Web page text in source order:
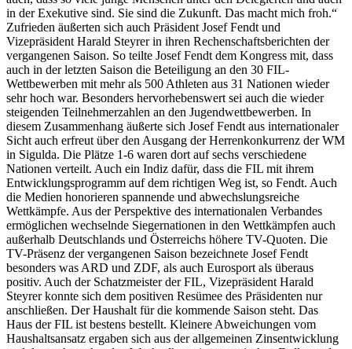
in der Exekutive sind. Sie sind die Zukunft. Das macht mich froh.“
Zufrieden äußerten sich auch Präsident Josef Fendt und
Vizepräsident Harald Steyrer in ihren Rechenschaftsberichten der
vergangenen Saison. So teilte Josef Fendt dem Kongress mit, dass
auch in der letzten Saison die Beteiligung an den 30 FIL-
Wettbewerben mit mehr als 500 Athleten aus 31 Nationen wieder
sehr hoch war. Besonders hervorhebenswert sei auch die wieder
steigenden Teilnehmerzahlen an den Jugendwettbewerben. In
diesem Zusammenhang äußerte sich Josef Fendt aus internationaler
Sicht auch erfreut über den Ausgang der Herrenkonkurrenz der WM
in Sigulda. Die Plätze 1-6 waren dort auf sechs verschiedene
Nationen verteilt. Auch ein Indiz dafür, dass die FIL mit ihrem
Entwicklungsprogramm auf dem richtigen Weg ist, so Fendt. Auch
die Medien honorieren spannende und abwechslungsreiche
Wettkämpfe. Aus der Perspektive des internationalen Verbandes
ermöglichen wechselnde Siegernationen in den Wettkämpfen auch
außerhalb Deutschlands und Österreichs höhere TV-Quoten. Die
TV-Präsenz der vergangenen Saison bezeichnete Josef Fendt
besonders was ARD und ZDF, als auch Eurosport als überaus
positiv. Auch der Schatzmeister der FIL, Vizepräsident Harald
Steyrer konnte sich dem positiven Resümee des Präsidenten nur
anschließen. Der Haushalt für die kommende Saison steht. Das
Haus der FIL ist bestens bestellt. Kleinere Abweichungen vom
Haushaltsansatz ergaben sich aus der allgemeinen Zinsentwicklung